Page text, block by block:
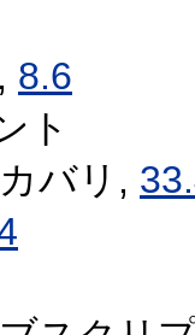
, 8.6
ト
バリ,